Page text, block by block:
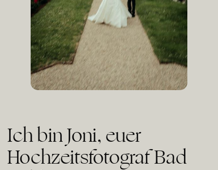
Ich bin Joni, euer
Hochzeitsfotograf Bad